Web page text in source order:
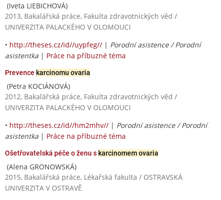
(Iveta LIEBICHOVÁ)
2013, Bakalářská práce, Fakulta zdravotnických věd /
UNIVERZITA PALACKÉHO V OLOMOUCI
• http://theses.cz/id//uypfeg// | Porodní asistence / Porodní
asistentka | Práce na příbuzné téma
Prevence karcinomu ovaria
(Petra KOCIÁNOVÁ)
2012, Bakalářská práce, Fakulta zdravotnických věd /
UNIVERZITA PALACKÉHO V OLOMOUCI
• http://theses.cz/id//hm2mhv// | Porodní asistence / Porodní
asistentka | Práce na příbuzné téma
Ošetřovatelská péče o ženu s karcinomem ovaria
(Alena GRONOWSKÁ)
2015, Bakalářská práce, Lékařská fakulta / OSTRAVSKÁ
UNIVERZITA V OSTRAVĚ